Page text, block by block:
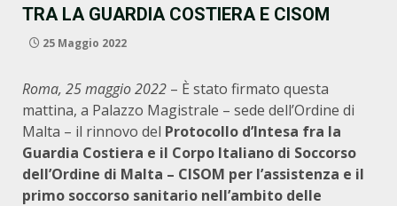
TRA LA GUARDIA COSTIERA E CISOM
25 Maggio 2022
Roma, 25 maggio 2022 – È stato firmato questa
mattina, a Palazzo Magistrale – sede dell’Ordine di
Malta – il rinnovo del Protocollo d’Intesa fra la
Guardia Costiera e il Corpo Italiano di Soccorso
dell’Ordine di Malta – CISOM per l’assistenza e il
primo soccorso sanitario nell’ambito delle